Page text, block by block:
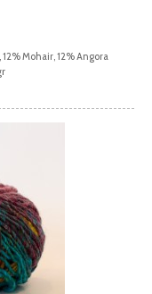
Mohair, 12% Angora